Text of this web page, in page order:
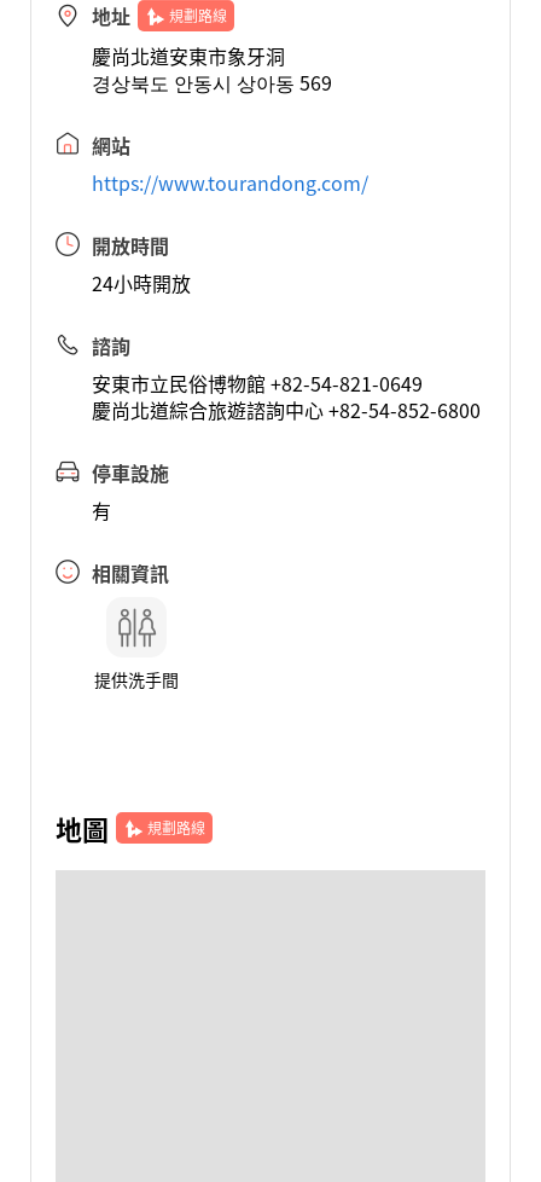
地址 規劃路線
慶尚北道安東市象牙洞
경상북도 안동시 상아동 569
網站
https://www.tourandong.com/
開放時間
24小時開放
諮詢
安東市立民俗博物館 +82-54-821-0649
慶尚北道綜合旅遊諮詢中心 +82-54-852-6800
停車設施
有
相關資訊
提供洗手間
地圖 規劃路線